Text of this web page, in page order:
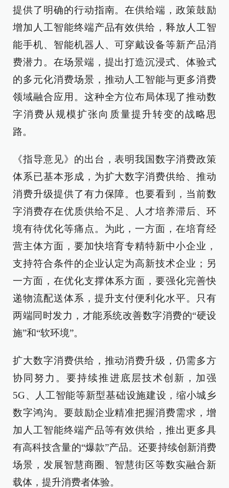
提供了明确的行动指南。在供给端，政策鼓励
增加人工智能终端产品有效供给，释放人工智
能手机、智能机器人、可穿戴设备等新产品消
费潜力。在场景端，提出打造沉浸式、体验式
的多元化消费场景，推动人工智能与更多消费
领域融合应用。这种全方位布局体现了推动数
字消费从规模扩张向质量提升转变的战略思
路。
《指导意见》的出台，表明我国数字消费政策
体系已基本形成，为扩大数字消费供给、推动
消费升级提供了有力保障。也要看到，当前数
字消费存在优质供给不足、人才培养滞后、环
境有待优化等痛点。为此，一方面，在培育经
营主体方面，要加快培育专精特新中小企业，
支持符合条件的企业认定为高新技术企业；另
一方面，在优化支撑体系方面，要强化完善快
递物流配送体系，提升支付便利化水平。只有
两端同时发力，才能系统改善数字消费的“硬设
施”和“软环境”。
扩大数字消费供给，推动消费升级，仍需多方
协同努力。要持续推进底层技术创新，加强
5G、人工智能等新型基础设施建设，缩小城乡
数字鸿沟。要鼓励企业精准把握消费需求，增
加人工智能终端产品等有效供给，推出更多具
有高科技含量的“爆款”产品。还要持续创新消费
场景，发展智慧商圈、智慧街区等数实融合新
载体，提升消费者体验。